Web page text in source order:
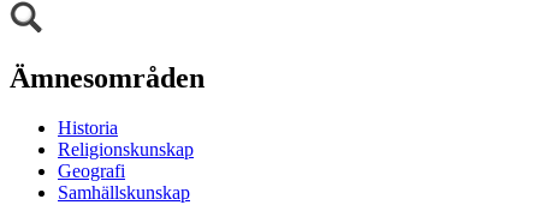
Ämnesområden
Historia
Religionskunskap
Geografi
Samhällskunskap